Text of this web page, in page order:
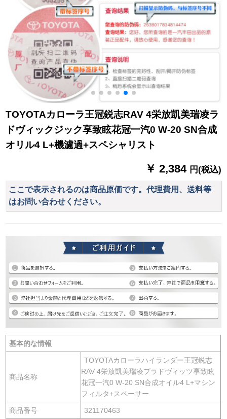
TOYOTAカローラ王冠鋭志RAV 4栄放凱美瑞凌ラ
ドヴィックジック享致眩花冠一汽0 W-20 SN合成
オリル4 L+機濾過+スペシャリスト
￥ 2,384 円(税込)
ここで表示されるのは商品原価です。代理費用、送料等
はお問い合わせください。
基本的な情報
商品名称
TOYOTAカローラハイランダー王冠鋭志
RAV 4栄放凱美瑞凌プラドヴィッツ享致眩
花冠一汽0 W-20 SN合成オイル4 L+マシン
フィルタ+スペーサー
商品番号 321170463